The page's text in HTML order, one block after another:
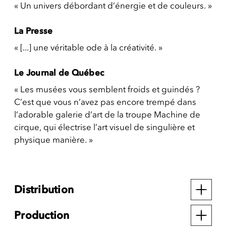
« Un univers débordant d’énergie et de couleurs. »
La Presse
« [...] une véritable ode à la créativité. »
Le Journal de Québec
« Les musées vous semblent froids et guindés ?
C’est que vous n’avez pas encore trempé dans
l’adorable galerie d’art de la troupe Machine de
cirque, qui électrise l’art visuel de singulière et
physique manière. »
Distribution
Production